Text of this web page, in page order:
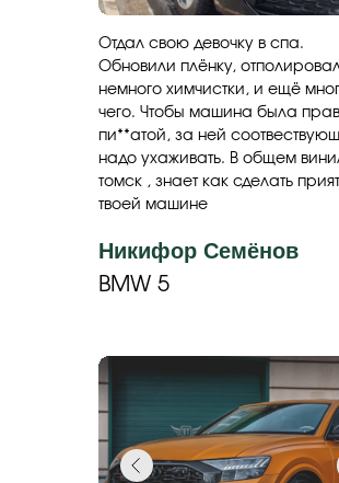
Отдал свою девочку в спа.
Обновили плёнку,
немного химчистки, и ещё
чего. Чтобы машина была
пи**атой, за ней
надо ухаживать. В общем
томск , знает как сделать
твоей машине
Никифор Семёнов
BMW 5